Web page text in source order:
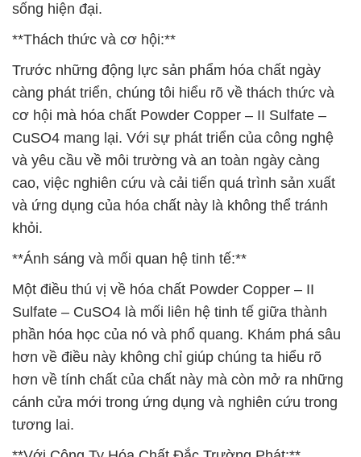
sống hiện đại.
**Thách thức và cơ hội:**
Trước những động lực sản phẩm hóa chất ngày
càng phát triển, chúng tôi hiểu rõ về thách thức và
cơ hội mà hóa chất Powder Copper – II Sulfate –
CuSO4 mang lại. Với sự phát triển của công nghệ
và yêu cầu về môi trường và an toàn ngày càng
cao, việc nghiên cứu và cải tiến quá trình sản xuất
và ứng dụng của hóa chất này là không thể tránh
khỏi.
**Ánh sáng và mối quan hệ tinh tế:**
Một điều thú vị về hóa chất Powder Copper – II
Sulfate – CuSO4 là mối liên hệ tinh tế giữa thành
phần hóa học của nó và phổ quang. Khám phá sâu
hơn về điều này không chỉ giúp chúng ta hiểu rõ
hơn về tính chất của chất này mà còn mở ra những
cánh cửa mới trong ứng dụng và nghiên cứu trong
tương lai.